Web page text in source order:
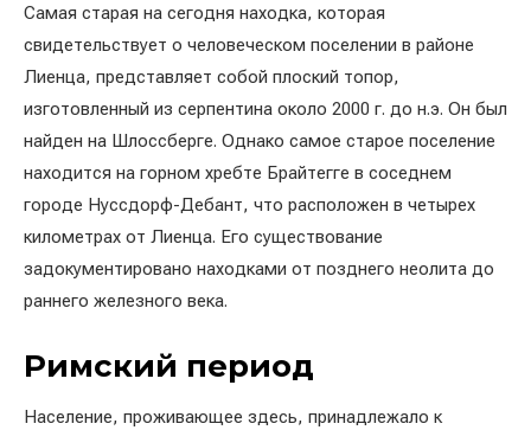
Самая старая на сегодня находка, которая
свидетельствует о человеческом поселении в районе
Лиенца, представляет собой плоский топор,
изготовленный из серпентина около 2000 г. до н.э. Он был
найден на Шлоссберге. Однако самое старое поселение
находится на горном хребте Брайтегге в соседнем
городе Нуссдорф-Дебант, что расположен в четырех
километрах от Лиенца. Его существование
задокументировано находками от позднего неолита до
раннего железного века.
Римский период
Население, проживающее здесь, принадлежало к